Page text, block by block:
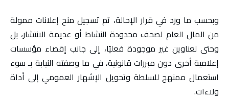
وبحسب ما ورد في قرار الإحالة، تم تسجيل منح إعلانات ممولة
من المال العام لصحف محدودة النشاط أو عديمة الانتشار، بل
وحتى لعناوين غير موجودة فعليًا، إلى جانب إقصاء مؤسسات
إعلامية أخرى دون مبررات قانونية، في ما وصفته النيابة بـ سوء
استعمال ممنهج للسلطة وتحويل الإشهار العمومي إلى أداة
ولاءات.